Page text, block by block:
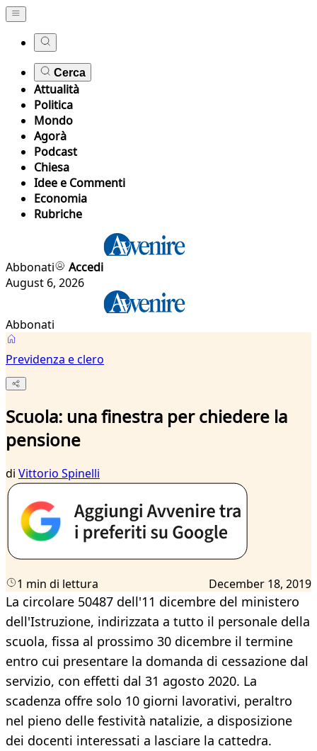
Cerca
Attualità
Politica
Mondo
Agorà
Podcast
Chiesa
Idee e Commenti
Economia
Rubriche
Abbonati
Accedi
August 6, 2026
Abbonati
Previdenza e clero
Scuola: una finestra per chiedere la
pensione
di Vittorio Spinelli
1 min di lettura December 18, 2019
La circolare 50487 dell'11 dicembre del ministero
dell'Istruzione, indirizzata a tutto il personale della
scuola, fissa al prossimo 30 dicembre il termine
entro cui presentare la domanda di cessazione dal
servizio, con effetti dal 31 agosto 2020. La
scadenza offre solo 10 giorni lavorativi, peraltro
nel pieno delle festività natalizie, a disposizione
dei docenti interessati a lasciare la cattedra.